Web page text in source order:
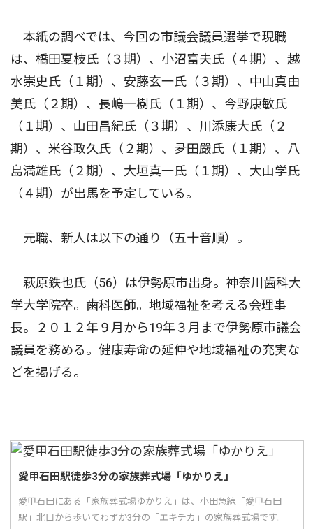
本紙の調べでは、今回の市議会議員選挙で現職
は、橋田夏枝氏（３期）、小沼富夫氏（４期）、越
水崇史氏（１期）、安藤玄一氏（３期）、中山真由
美氏（２期）、長嶋一樹氏（１期）、今野康敏氏
（１期）、山田昌紀氏（３期）、川添康大氏（２
期）、米谷政久氏（２期）、夛田嚴氏（１期）、八
島満雄氏（２期）、大垣真一氏（１期）、大山学氏
（４期）が出馬を予定している。
元職、新人は以下の通り（五十音順）。
萩原鉄也氏（56）は伊勢原市出身。神奈川歯科大
学大学院卒。歯科医師。地域福祉を考える会理事
長。２０１２年９月から19年３月まで伊勢原市議会
議員を務める。健康寿命の延伸や地域福祉の充実な
どを掲げる。
愛甲石田駅徒歩3分の家族葬式場「ゆかりえ」
愛甲石田にある「家族葬式場ゆかりえ」は、小田急線「愛甲石田
駅」北口から歩いてわずか3分の「エキチカ」の家族葬式場です。